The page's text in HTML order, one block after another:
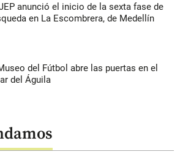
anunció el inicio de la sexta fase de
en La Escombrera, de Medellín
del Fútbol abre las puertas en el
del Águila